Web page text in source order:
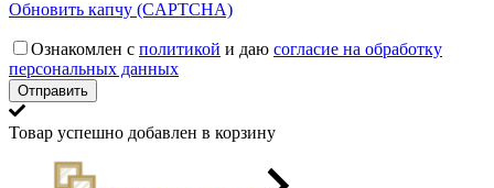
Обновить капчу (CAPTCHA)
Ознакомлен с политикой и даю согласие на обработку
персональных данных
Товар успешно добавлен в корзину